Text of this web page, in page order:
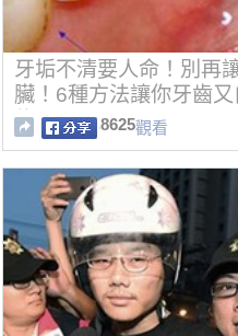
牙垢不清要人命！別再
臟！6種方法讓你牙齒
信了！
8625觀看